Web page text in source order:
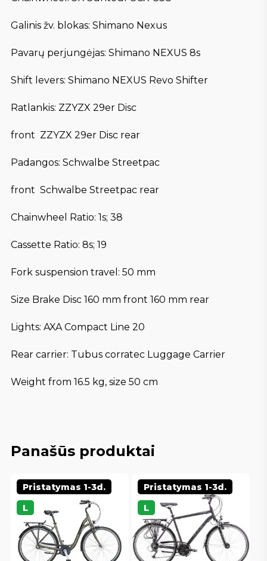
Galinis žv. blokas: Shimano Nexus
Pavarų perjungėjas: Shimano NEXUS 8s
Shift levers: Shimano NEXUS Revo Shifter
Ratlankis: ZZYZX 29er Disc
front ZZYZX 29er Disc rear
Padangos: Schwalbe Streetpac
front Schwalbe Streetpac rear
Chainwheel Ratio: 1s; 38
Cassette Ratio: 8s; 19
Fork suspension travel: 50 mm
Size Brake Disc 160 mm front 160 mm rear
Lights: AXA Compact Line 20
Rear carrier: Tubus corratec Luggage Carrier
Weight from 16.5 kg, size 50 cm
Panašūs produktai
Pristatymas 1-3d.
L
Pristatymas 1-3d.
L